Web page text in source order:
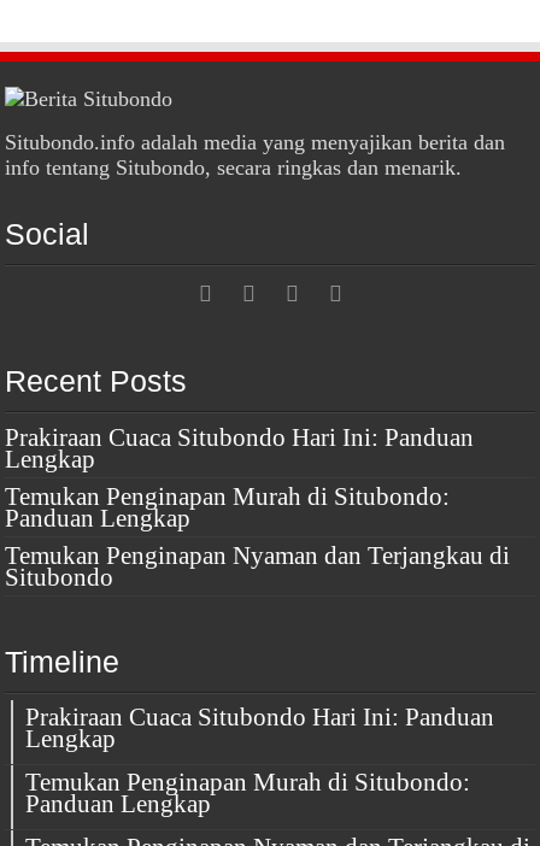
Situbondo.info adalah media yang menyajikan berita dan
info tentang Situbondo, secara ringkas dan menarik.
Social
Recent Posts
Prakiraan Cuaca Situbondo Hari Ini: Panduan
Lengkap
Temukan Penginapan Murah di Situbondo:
Panduan Lengkap
Temukan Penginapan Nyaman dan Terjangkau di
Situbondo
Timeline
Prakiraan Cuaca Situbondo Hari Ini: Panduan
Lengkap
Temukan Penginapan Murah di Situbondo:
Panduan Lengkap